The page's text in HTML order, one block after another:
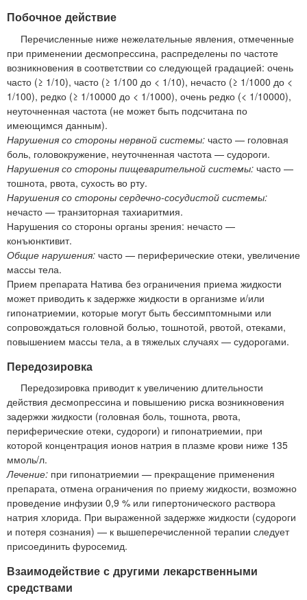
Побочное действие
Перечисленные ниже нежелательные явления, отмеченные
при применении десмопрессина, распределены по частоте
возникновения в соответствии со следующей градацией: очень
часто (≥ 1/10), часто (≥ 1/100 до < 1/10), нечасто (≥ 1/1000 до <
1/100), редко (≥ 1/10000 до < 1/1000), очень редко (< 1/10000),
неуточненная частота (не может быть подсчитана по
имеющимся данным).
Нарушения со стороны нервной системы: часто — головная
боль, головокружение, неуточненная частота — судороги.
Нарушения со стороны пищеварительной системы: часто —
тошнота, рвота, сухость во рту.
Нарушения со стороны сердечно-сосудистой системы:
нечасто — транзиторная тахиаритмия.
Нарушения со стороны органы зрения: нечасто —
конъюнктивит.
Общие нарушения: часто — периферические отеки, увеличение
массы тела.
Прием препарата Натива без ограничения приема жидкости
может приводить к задержке жидкости в организме и/или
гипонатриемии, которые могут быть бессимптомными или
сопровождаться головной болью, тошнотой, рвотой, отеками,
повышением массы тела, а в тяжелых случаях — судорогами.
Передозировка
Передозировка приводит к увеличению длительности
действия десмопрессина и повышению риска возникновения
задержки жидкости (головная боль, тошнота, рвота,
периферические отеки, судороги) и гипонатриемии, при
которой концентрация ионов натрия в плазме крови ниже 135
ммоль/л.
Лечение: при гипонатриемии — прекращение применения
препарата, отмена ограничения по приему жидкости, возможно
проведение инфузии 0,9 % или гипертонического раствора
натрия хлорида. При выраженной задержке жидкости (судороги
и потеря сознания) — к вышеперечисленной терапии следует
присоединить фуросемид.
Взаимодействие с другими лекарственными
средствами